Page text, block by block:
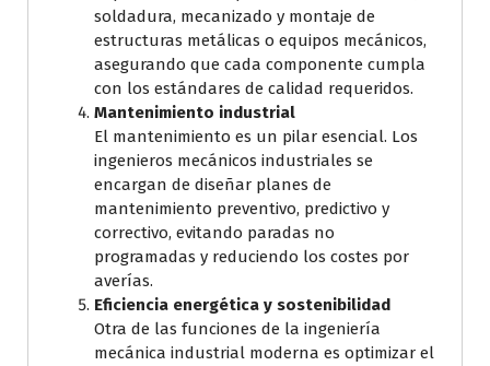
soldadura, mecanizado y montaje de
estructuras metálicas o equipos mecánicos,
asegurando que cada componente cumpla
con los estándares de calidad requeridos.
Mantenimiento industrial
El mantenimiento es un pilar esencial. Los
ingenieros mecánicos industriales se
encargan de diseñar planes de
mantenimiento preventivo, predictivo y
correctivo, evitando paradas no
programadas y reduciendo los costes por
averías.
Eficiencia energética y sostenibilidad
Otra de las funciones de la ingeniería
mecánica industrial moderna es optimizar el